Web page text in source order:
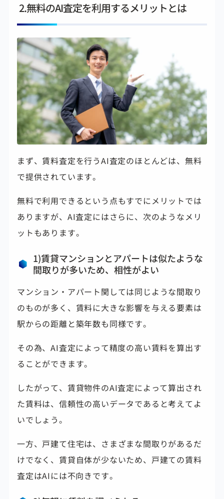
2.無料のAI査定を利用するメリットとは
まず、賃料査定を行うAI査定のほとんどは、無料
で提供されています。
無料で利用できるという点もすでにメリットでは
ありますが、AI査定にはさらに、次のようなメリ
ットもあります。
1)賃貸マンションとアパートは似たような
間取りが多いため、相性がよい
マンション・アパート関しては同じような間取り
のものが多く、賃料に大きな影響を与える要素は
駅からの距離と築年数も同様です。
その為、AI査定によって精度の高い賃料を算出す
ることができます。
したがって、賃貸物件のAI査定によって算出され
た賃料は、信頼性の高いデータであると考えてよ
いでしょう。
一方、戸建て住宅は、さまざまな間取りがあるだ
けでなく、賃貸自体が少ないため、戸建ての賃料
査定はAIには不向きです。